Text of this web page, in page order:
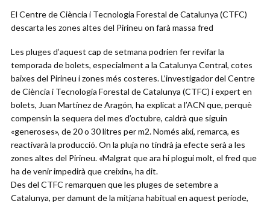
El Centre de Ciència i Tecnologia Forestal de Catalunya (CTFC)
descarta les zones altes del Pirineu on farà massa fred
Les pluges d’aquest cap de setmana podrien fer revifar la
temporada de bolets, especialment a la Catalunya Central, cotes
baixes del Pirineu i zones més costeres. L’investigador del Centre
de Ciència i Tecnologia Forestal de Catalunya (CTFC) i expert en
bolets, Juan Martínez de Aragón, ha explicat a l’ACN que, perquè
compensin la sequera del mes d’octubre, caldrà que siguin
«generoses», de 20 o 30 litres per m2. Només així, remarca, es
reactivarà la producció. On la pluja no tindrà ja efecte serà a les
zones altes del Pirineu. «Malgrat que ara hi plogui molt, el fred que
ha de venir impedirà que creixin», ha dit.
Des del CTFC remarquen que les pluges de setembre a
Catalunya, per damunt de la mitjana habitual en aquest període,